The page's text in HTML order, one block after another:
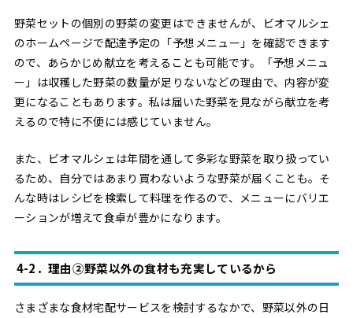
野菜セットの個別の野菜の変更はできませんが、ビオマルシェ
のホームページで配達予定の「予想メニュー」を確認できます
ので、あらかじめ献立を考えることも可能です。「予想メニュ
ー」は収穫した野菜の数量が足りないなどの理由で、内容が変
更になることもあります。私は届いた野菜を見ながら献立を考
えるので特に不便には感じていません。
また、ビオマルシェは年間を通して多彩な野菜を取り扱ってい
るため、自分ではあまり買わないような野菜が届くことも。そ
んな時はレシピを検索して料理を作るので、メニューにバリエ
ーションが増えて食卓が豊かになります。
4-2．理由②野菜以外の食材も充実しているから
さまざまな食材宅配サービスを検討するなかで、野菜以外の日